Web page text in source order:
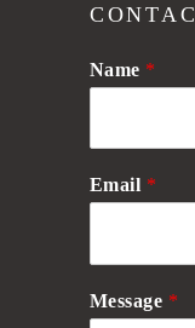
Name *
Email *
Message *